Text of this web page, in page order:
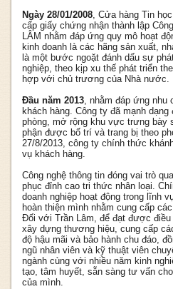
Ngày 28/01/2008, Cửa hàng Tin
cấp giấy chứng nhận thành lập
LÂM nhằm đáp ứng quy mô hoạt
kinh doanh là các hãng sản xuất,
là một bước ngoặt đánh dấu sự
nghiệp, theo kịp xu thế phát triển
hợp với chủ trương của Nhà nước.
Đầu năm 2013, nhằm đáp ứng nhu
khách hàng. Công ty đã mạnh
phòng, mở rộng khu vực trưng bày
phận được bố trí và trang bị theo
27/8/2013, công ty chính thức
vụ khách hàng.
Công nghệ thông tin đóng vai trò
phục đỉnh cao tri thức nhân loại.
doanh nghiệp hoạt động trong lĩnh
hoàn thiện mình nhằm cung cấp
Đối với Trần Lâm, để đạt được điều
xây dựng thương hiệu, cung cấp
độ hậu mãi và bảo hành chu đáo,
ngũ nhân viên và kỹ thuật viên
ngành cùng với nhiều năm kinh
tạo, tâm huyết, sẵn sàng tư vấn
của mình.